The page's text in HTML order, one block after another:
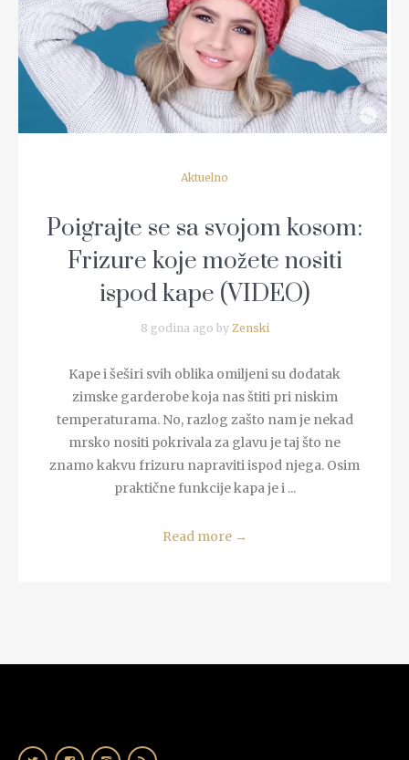
READ MORE
Aktuelno
Poigrajte se sa svojom kosom:
Frizure koje možete nositi
ispod kape (VIDEO)
8 godina ago by Zenski
Kape i šeširi svih oblika omiljeni su dodatak
zimske garderobe koja nas štiti pri niskim
temperaturama. No, razlog zašto nam je nekad
mrsko nositi pokrivala za glavu je taj što ne
znamo kakvu frizuru napraviti ispod njega. Osim
praktične funkcije kapa je i ...
Read more →